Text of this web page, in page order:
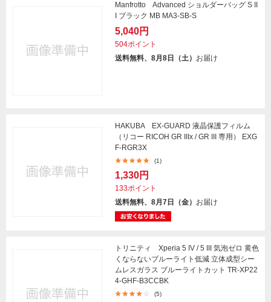
Manfrotto Advanced ショルダーバッグ S II
I ブラック MB MA3-SB-S
5,040円
504ポイント
送料無料、8月8日（土） お届け
HAKUBA EX-GUARD 液晶保護フィルム
（リコー RICOH GR IIIx / GR III 専用） EXG
F-RGR3X
(1)
1,330円
133ポイント
送料無料、8月7日（金） お届け
トリニティ Xperia 5 IV / 5 III 気泡ゼロ 黄色
くならないブルーライト低減 立体成型シー
ムレスガラス ブルーライトカット TR-XP22
4-GHF-B3CCBK
(5)